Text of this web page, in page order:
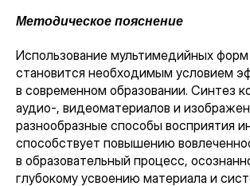
Методическое пояснение
Использование мультимедийных форм
становится необходимым условием
в современном образовании. Синтез
аудио-, видеоматериалов и
разнообразные способы восприятия
способствует повышению
в образовательный процесс,
глубокому усвоению материала и